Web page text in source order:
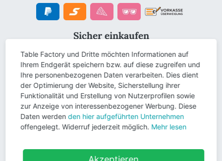
Sicher einkaufen
Versandinformationen
Wir versenden versandkostenfrei in folgende Länder:
Deutschland
Table Factory und Dritte möchten Informationen auf
Ihrem Endgerät speichern bzw. auf diese zugreifen und
Ihre personenbezogenen Daten verarbeiten. Dies dient
der Optimierung der Website, Sicherstellung ihrer
Funktionalität und Erstellung von Nutzerprofilen sowie
zur Anzeige von interessenbezogener Werbung. Diese
Daten werdenden hier aufgeführten Unternehmen
offengelegt. Widerruf jederzeit möglich. Mehr lesen